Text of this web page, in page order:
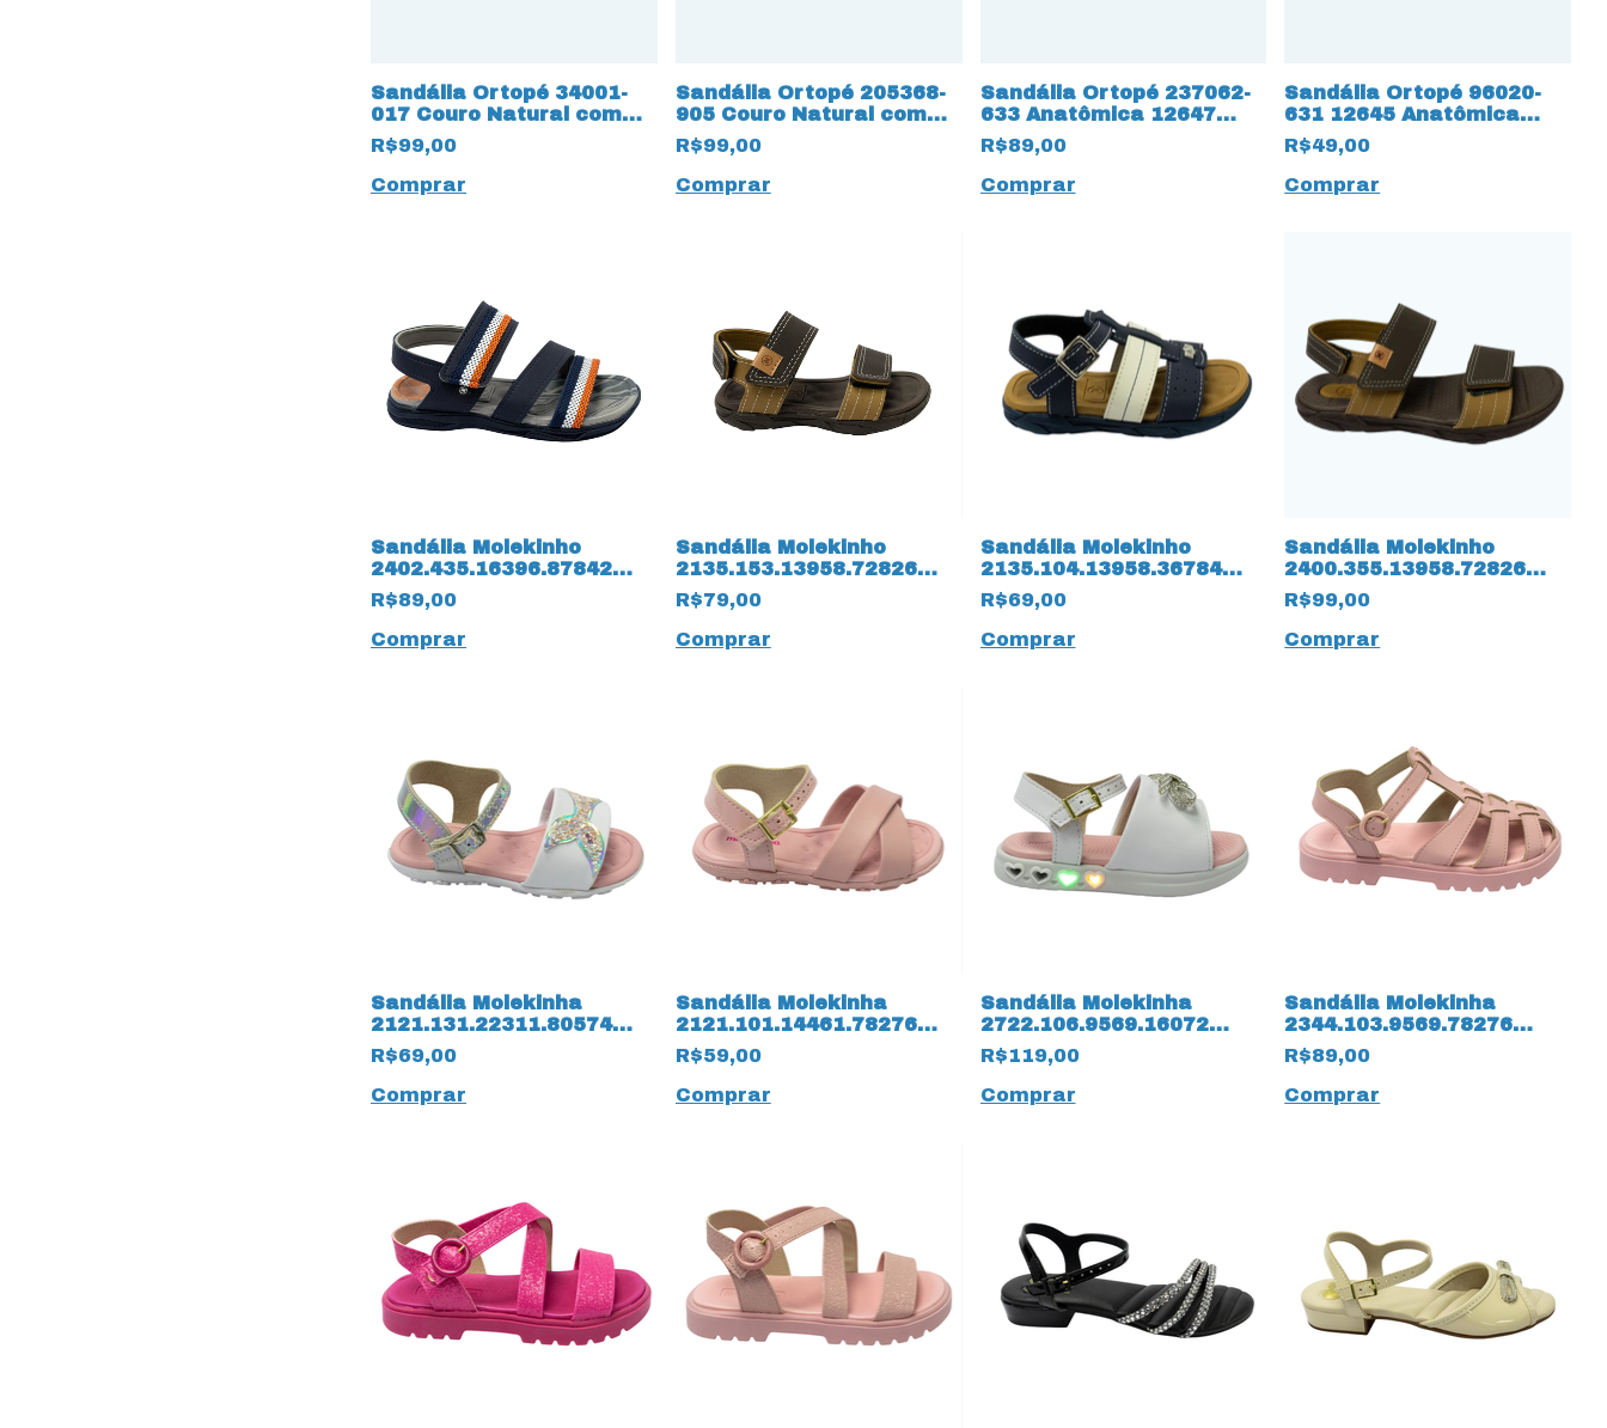
Sandália Ortopé 34001-
017 Couro Natural com
palmilha 12958 Duo Soft
R$99,00
Comprar
Sandália Ortopé 205368-
905 Couro Natural com
12962 Velcro para ajuste
R$99,00
Comprar
Sandália Ortopé 237062-
633 Anatômica 12647
com Velcro
R$89,00
Comprar
Sandália Ortopé 96020-
631 12645 Anatômica
com elásticos
R$49,00
Comprar
Sandália Molekinho
2402.435.16396.87842
Napa Floter 14183
Marinho
R$89,00
Comprar
Sandália Molekinho
2135.153.13958.72826
Napa Floter 14182 Café
R$79,00
Comprar
Sandália Molekinho
2135.104.13958.36784
14181 Napa Floter
R$69,00
Comprar
Sandália Molekinho
2400.355.13958.72826
Napa Floter 15835 Café
R$99,00
Comprar
Sandália Molekinha
2121.131.22311.80574
Glitter 14260 Branco
R$69,00
Comprar
Sandália Molekinha
2121.101.14461.78276
Verniz Napa Turim 14259
Rosa
R$59,00
Comprar
Sandália Molekinha
2722.106.9569.16072
Napa Turim com LED
14258 Branco
R$119,00
Comprar
Sandália Molekinha
2344.103.9569.78276
Napa Turim 14231 Rosa
R$89,00
Comprar